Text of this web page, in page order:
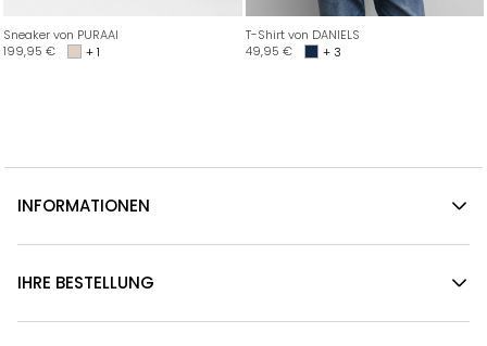
Sneaker von PURAAI
199,95 € + 1
T-Shirt von DANIELS
49,95 € + 3
INFORMATIONEN
IHRE BESTELLUNG